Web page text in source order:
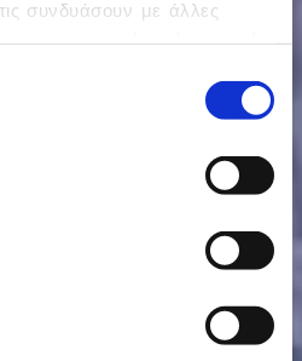
συνδυάσουν με άλλες
για τον
και
μας